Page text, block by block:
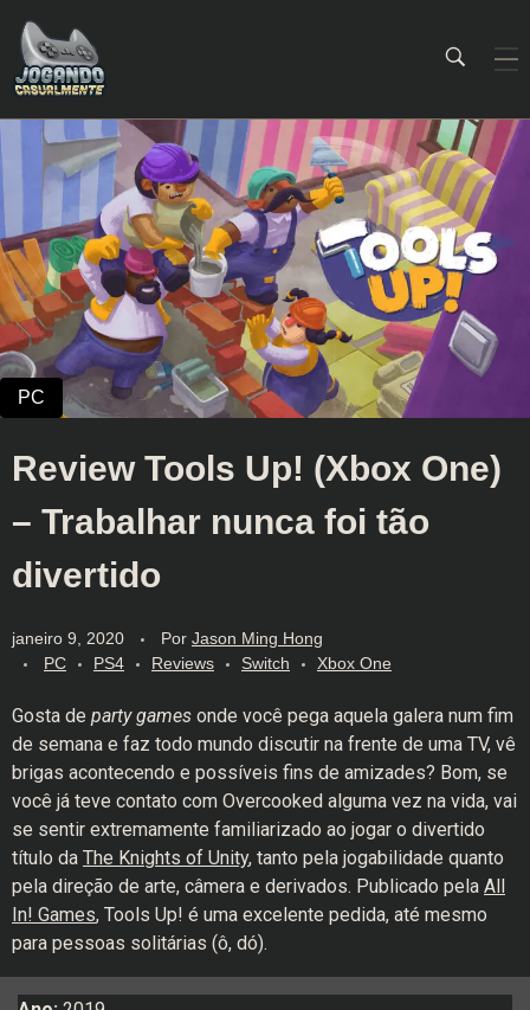
Jogando Casualmente
Review Tools Up! (Xbox One)
– Trabalhar nunca foi tão
divertido
janeiro 9, 2020 Por Jason Ming Hong
PC
PS4 Reviews Switch Xbox One
Gosta de party games onde você pega aquela galera num fim
de semana e faz todo mundo discutir na frente de uma TV, vê
brigas acontecendo e possíveis fins de amizades? Bom, se
você já teve contato com Overcooked alguma vez na vida, vai
se sentir extremamente familiarizado ao jogar o divertido
título da The Knights of Unity, tanto pela jogabilidade quanto
pela direção de arte, câmera e derivados. Publicado pela All
In! Games, Tools Up! é uma excelente pedida, até mesmo
para pessoas solitárias (ô, dó).